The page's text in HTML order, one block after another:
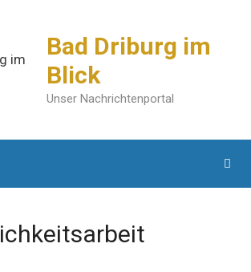
Bad Driburg im
Blick
Unser Nachrichtenportal